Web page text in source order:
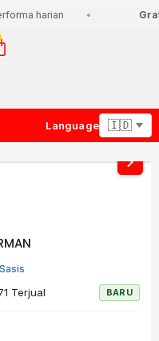
harian
Language
Terjual BARU